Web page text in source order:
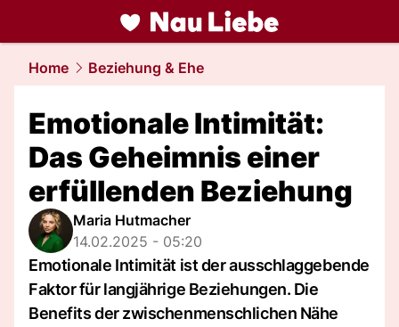
liebe.NAU.ch
Home Beziehung & Ehe
Emotionale Intimität:
Das Geheimnis einer
erfüllenden Beziehung
Maria Hutmacher
14.02.2025 - 05:20
Emotionale Intimität ist der ausschlaggebende
Faktor für langjährige Beziehungen. Die
Benefits der zwischenmenschlichen Nähe